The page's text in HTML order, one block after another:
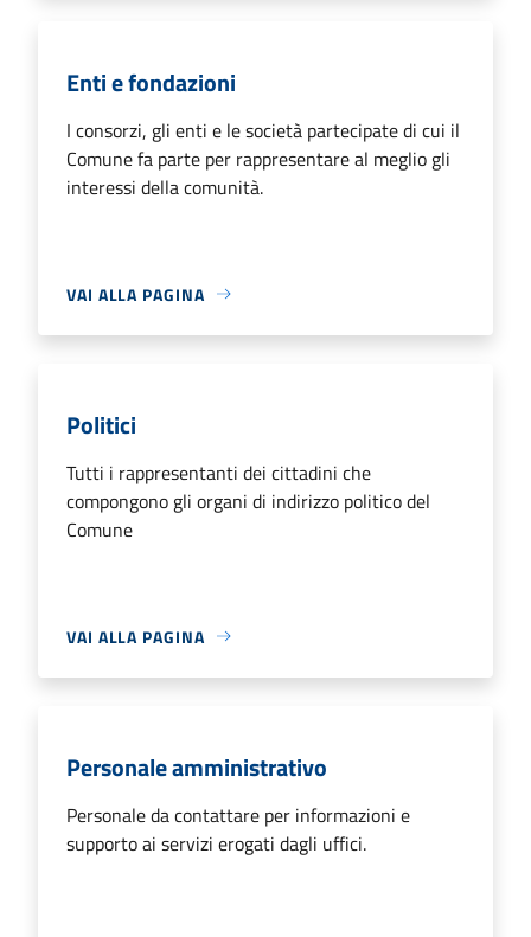
Enti e fondazioni
I consorzi, gli enti e le società partecipate di cui il
Comune fa parte per rappresentare al meglio gli
interessi della comunità.
VAI ALLA PAGINA
Politici
Tutti i rappresentanti dei cittadini che
compongono gli organi di indirizzo politico del
Comune
VAI ALLA PAGINA
Personale amministrativo
Personale da contattare per informazioni e
supporto ai servizi erogati dagli uffici.